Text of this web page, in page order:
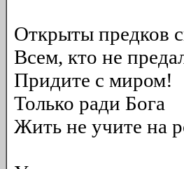
Открыты предков
Всем, кто не
Придите с миром!
Только ради Бога
Жить не учите на